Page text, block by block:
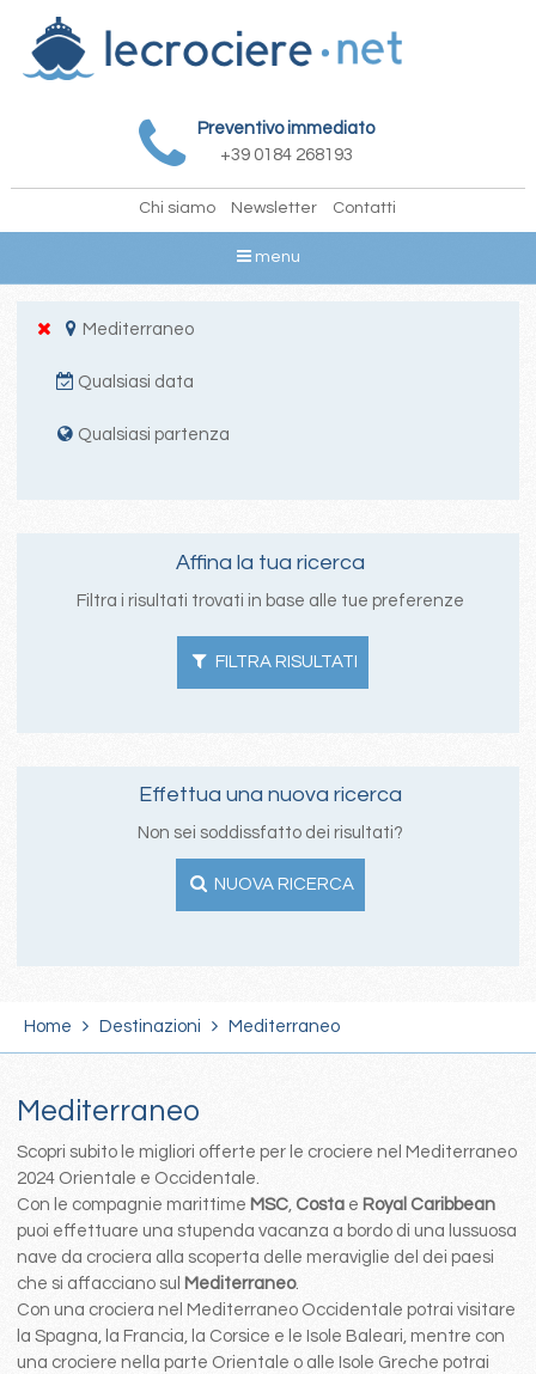
Preventivo immediato
+39 0184 268193
Chi siamo Newsletter Contatti
menu
Mediterraneo
Qualsiasi data
Qualsiasi partenza
Affina la tua ricerca
Filtra i risultati trovati in base alle tue preferenze
FILTRA RISULTATI
Effettua una nuova ricerca
Non sei soddissfatto dei risultati?
NUOVA RICERCA
Home Destinazioni Mediterraneo
Mediterraneo
Scopri subito le migliori offerte per le crociere nel Mediterraneo
2024 Orientale e Occidentale.
Con le compagnie marittime MSC, Costa e Royal Caribbean
puoi effettuare una stupenda vacanza a bordo di una lussuosa
nave da crociera alla scoperta delle meraviglie del dei paesi
che si affacciano sul Mediterraneo.
Con una crociera nel Mediterraneo Occidentale potrai visitare
la Spagna, la Francia, la Corsice e le Isole Baleari, mentre con
una crociere nella parte Orientale o alle Isole Greche potrai